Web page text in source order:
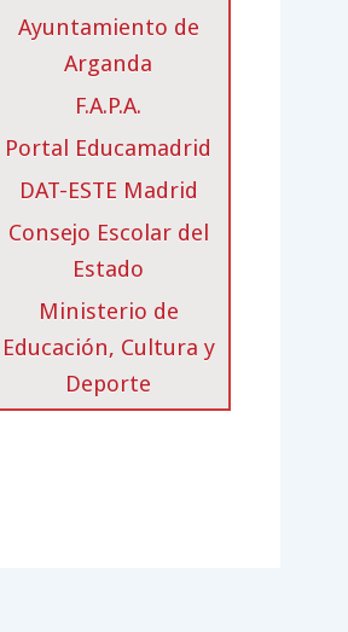
Ayuntamiento de
Arganda
F.A.P.A.
Portal Educamadrid
DAT-ESTE Madrid
Consejo Escolar del
Estado
Ministerio de
Educación, Cultura y
Deporte